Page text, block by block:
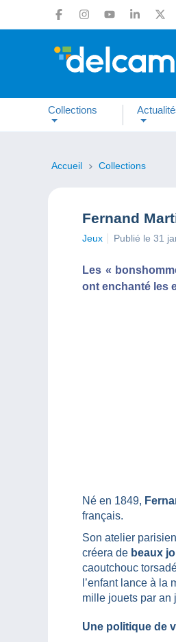
Collections
Accueil Collections
Fernand
Jeux Publié le 31
Les «
ont enchanté les
Né en 1849,
français.
Son atelier
créera de beaux
caoutchouc
l’enfant lance à
mille jouets par an
Une politique de